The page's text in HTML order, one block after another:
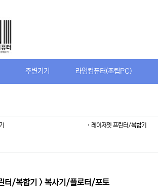
주변기기 라임컴퓨터(조립PC)
· 레이저젯 프린터/복합기
터/복합기 > 복사기/플로터/포토